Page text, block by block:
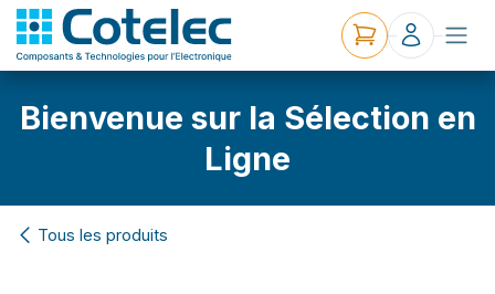
Bienvenue sur la Sélection en
Ligne
Tous les produits